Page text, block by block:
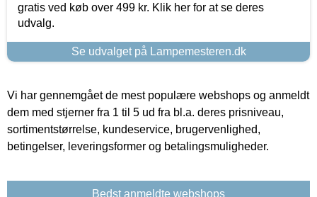
gratis ved køb over 499 kr. Klik her for at se deres
udvalg.
Se udvalget på Lampemesteren.dk
Vi har gennemgået de mest populære webshops og anmeldt
dem med stjerner fra 1 til 5 ud fra bl.a. deres prisniveau,
sortimentstørrelse, kundeservice, brugervenlighed,
betingelser, leveringsformer og betalingsmuligheder.
Bedst anmeldte webshops